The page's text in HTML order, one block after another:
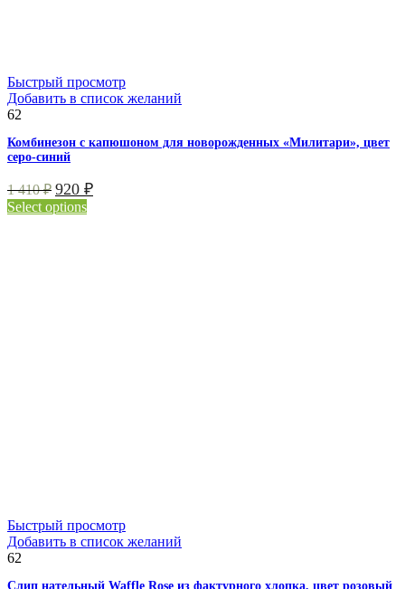
Быстрый просмотр
Добавить в список желаний
62
Комбинезон с капюшоном для новорожденных «Милитари», цвет
серо-синий
1 410₽ 920 ₽
Select options
Быстрый просмотр
Добавить в список желаний
62
Слип нательный Waffle Rose из фактурного хлопка, цвет розовый